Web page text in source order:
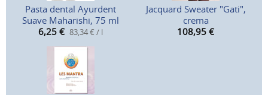
Pasta dental Ayurdent
Suave Maharishi, 75 ml
6,25 € 83,34 € / l
Jacquard Sweater "Gati",
crema
108,95 €